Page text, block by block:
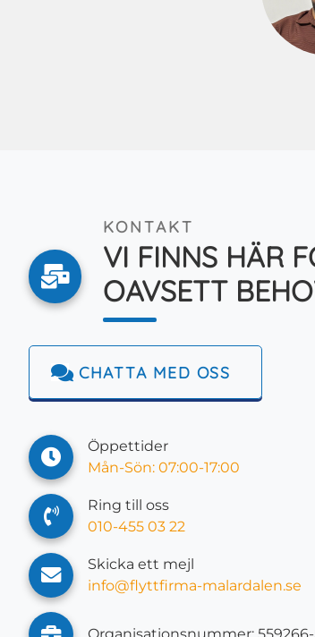
KONTAKT
VI FINNS HÄR
OAVSETT
CHATTA MED OSS
Öppettider
Mån-Sön: 07:00-17:00
Ring till oss
010-455 03 22
Skicka ett mejl
info@flyttfirma-malardalen.se